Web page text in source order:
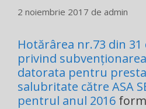
2 noiembrie 2017 de admin
Hotărârea nr.73 din
privind
datorata pentru
salubritate către ASA
pentrul anul 2016